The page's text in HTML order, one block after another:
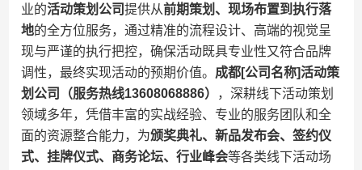
业的​​活动策划公司​​提供从​​前期策划、现场布置到执行落
地​​的全方位服务，通过精准的流程设计、高端的视觉呈
现与严谨的执行把控，确保活动既具专业性又符合品牌
调性，最终实现活动的预期价值。​ ​成都[公司名称]活动策
划公司（服务热线13608068886）​
​，深耕线下活动策划
领域多年，凭借丰富的实战经验、专业的服务团队和全
面的资源整合能力，为​​颁奖典礼、新品发布会、签约仪
式、挂牌仪式、商务论坛、行业峰会​​等各类线下活动场